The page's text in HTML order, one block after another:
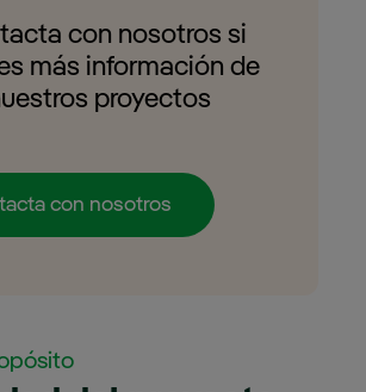
con nosotros si
más información de
proyectos
con nosotros